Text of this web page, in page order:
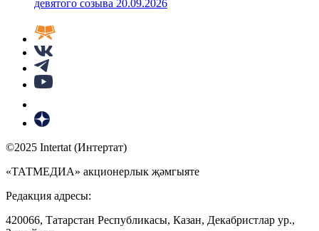
девятого созыва 20.09.2026
©2025 Intertat (Интертат)
«ТАТМЕДИА» акционерлык җәмгыяте
Редакция адресы:
420066, Татарстан Республикасы, Казан, Декабристлар ур.,